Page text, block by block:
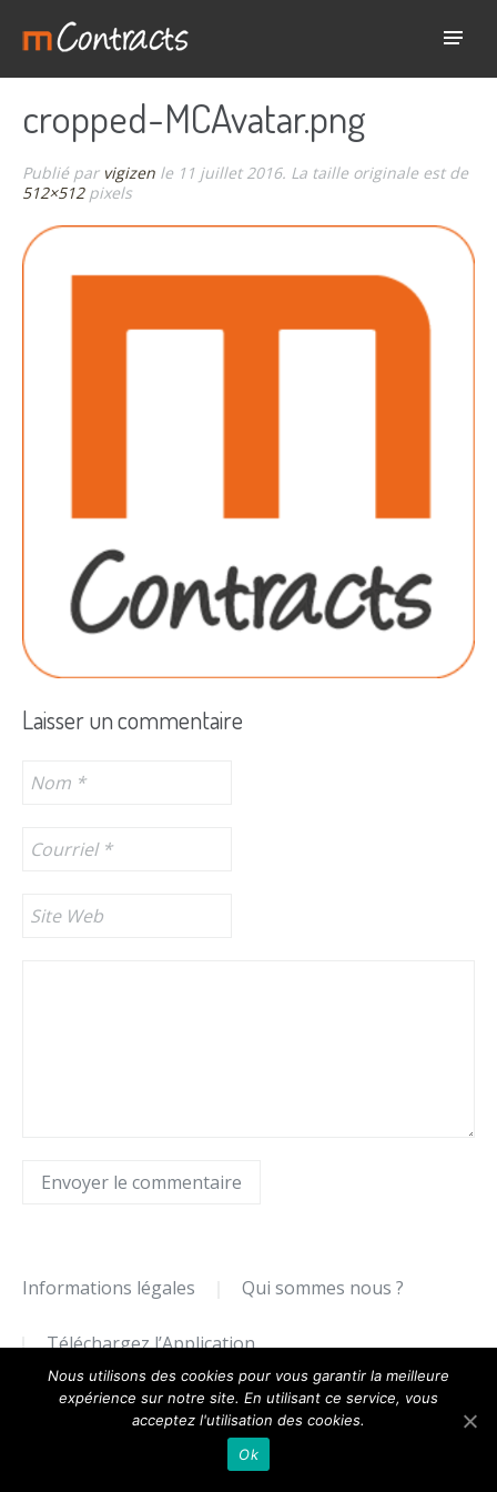
cropped-MCAvatar.png
Publié par vigizen le 11 juillet 2016. La taille originale est de
512×512pixels
Laisser un commentaire
Envoyer le commentaire
Informations légales Qui sommes nous ?
Téléchargez l’Application
Nous utilisons des cookies pour vous garantir la meilleure
expérience sur notre site. En utilisant ce service, vous
acceptez l'utilisation des cookies.
Ok